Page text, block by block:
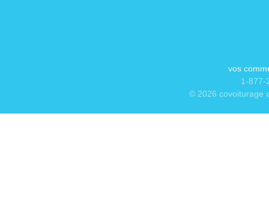
vos
1-877-
© 2026 covoiturage